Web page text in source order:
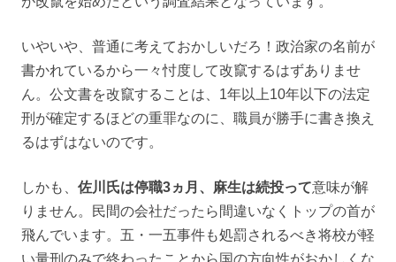
いやいや、普通に考えておかしいだろ！政治家の名前が
書かれているから一々忖度して改竄するはずありませ
ん。公文書を改竄することは、1年以上10年以下の法定
刑が確定するほどの重罪なのに、職員が勝手に書き換え
るはずはないのです。
しかも、 佐川氏は停職3ヵ月、麻生は続投って意味が解
りません。民間の会社だったら間違いなくトップの首が
飛んでいます。五・一五事件も処罰されるべき将校が軽
い量刑のみで終わったことから国の方向性がおかしくな